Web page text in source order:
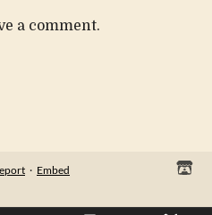
a comment.
· Embed